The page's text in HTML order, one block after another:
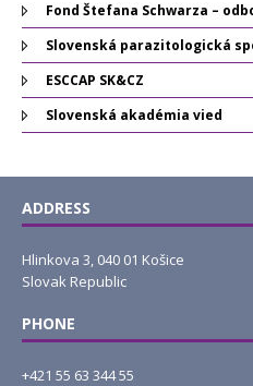
Fond Štefana Schwarza –
Slovenská parazitologická
ESCCAP SK&CZ
Slovenská akadémia vied
ADDRESS
Hlinkova 3, 040 01 Košice
Slovak Republic
PHONE
+421 55 63 344 55